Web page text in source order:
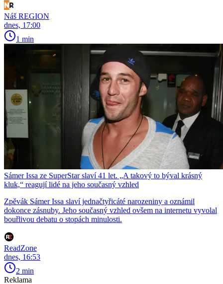
Náš REGION
dnes, 17:00
1 min
Sámer Issa ze SuperStar slaví 41 let. „A takový to býval krásný
kluk,“ reagují lidé na jeho současný vzhled
Zpěvák Sámer Issa slaví jednačtyřicáté narozeniny a oznámil
dokonce zásnuby. Jeho současný vzhled ovšem na internetu vyvolal
bouřlivou debatu o stopách minulosti.
ReadZone
dnes, 16:53
2 min
Reklama